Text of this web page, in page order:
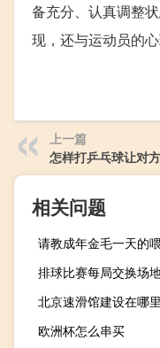
备充分、认真调整
现，还与运动员的
上一篇
怎样打乒乓球让对
相关问题
请教成年金毛一天的
排球比赛每局交换场
北京速滑馆建设在哪里
欧洲杯怎么串买